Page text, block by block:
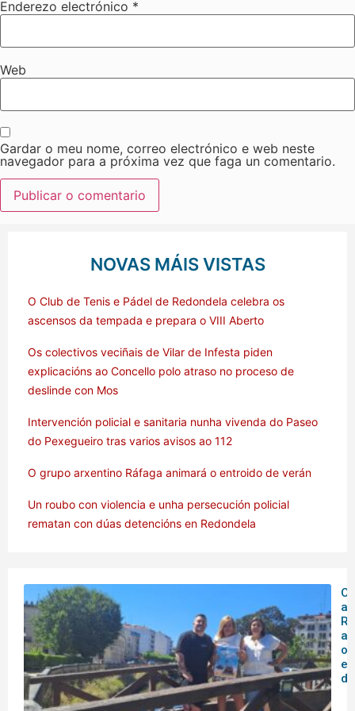
Enderezo electrónico *
Web
Gardar o meu nome, correo electrónico e web neste
navegador para a próxima vez que faga un comentario.
NOVAS MÁIS VISTAS
O Club de Tenis e Pádel de Redondela celebra os
ascensos da tempada e prepara o VIII Aberto
Os colectivos veciñais de Vilar de Infesta piden
explicacións ao Concello polo atraso no proceso de
deslinde con Mos
Intervención policial e sanitaria nunha vivenda do Paseo
do Pexegueiro tras varios avisos ao 112
O grupo arxentino Ráfaga animará o entroido de verán
Un roubo con violencia e unha persecución policial
rematan con dúas detencións en Redondela
O
o